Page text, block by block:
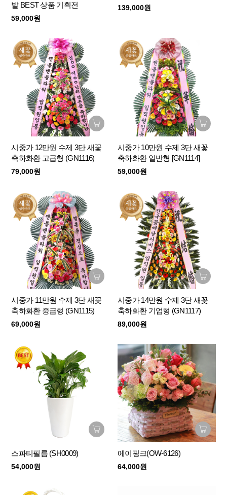
발 BEST 상품 기획전
59,000원
139,000원
시중가 12만원 수제 3단 새꽃
축하화환 고급형 (GN1116)
79,000원
시중가 10만원 수제 3단 새꽃
축하화환 일반형 [GN1114]
59,000원
시중가 11만원 수제 3단 새꽃
축하화환 중급형 (GN1115)
69,000원
시중가 14만원 수제 3단 새꽃
축하화환 기업형 (GN1117)
89,000원
스파티필름 (SH0009)
54,000원
에이핑크(OW-6126)
64,000원